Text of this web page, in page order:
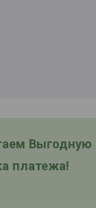
Выгодную
платежа!